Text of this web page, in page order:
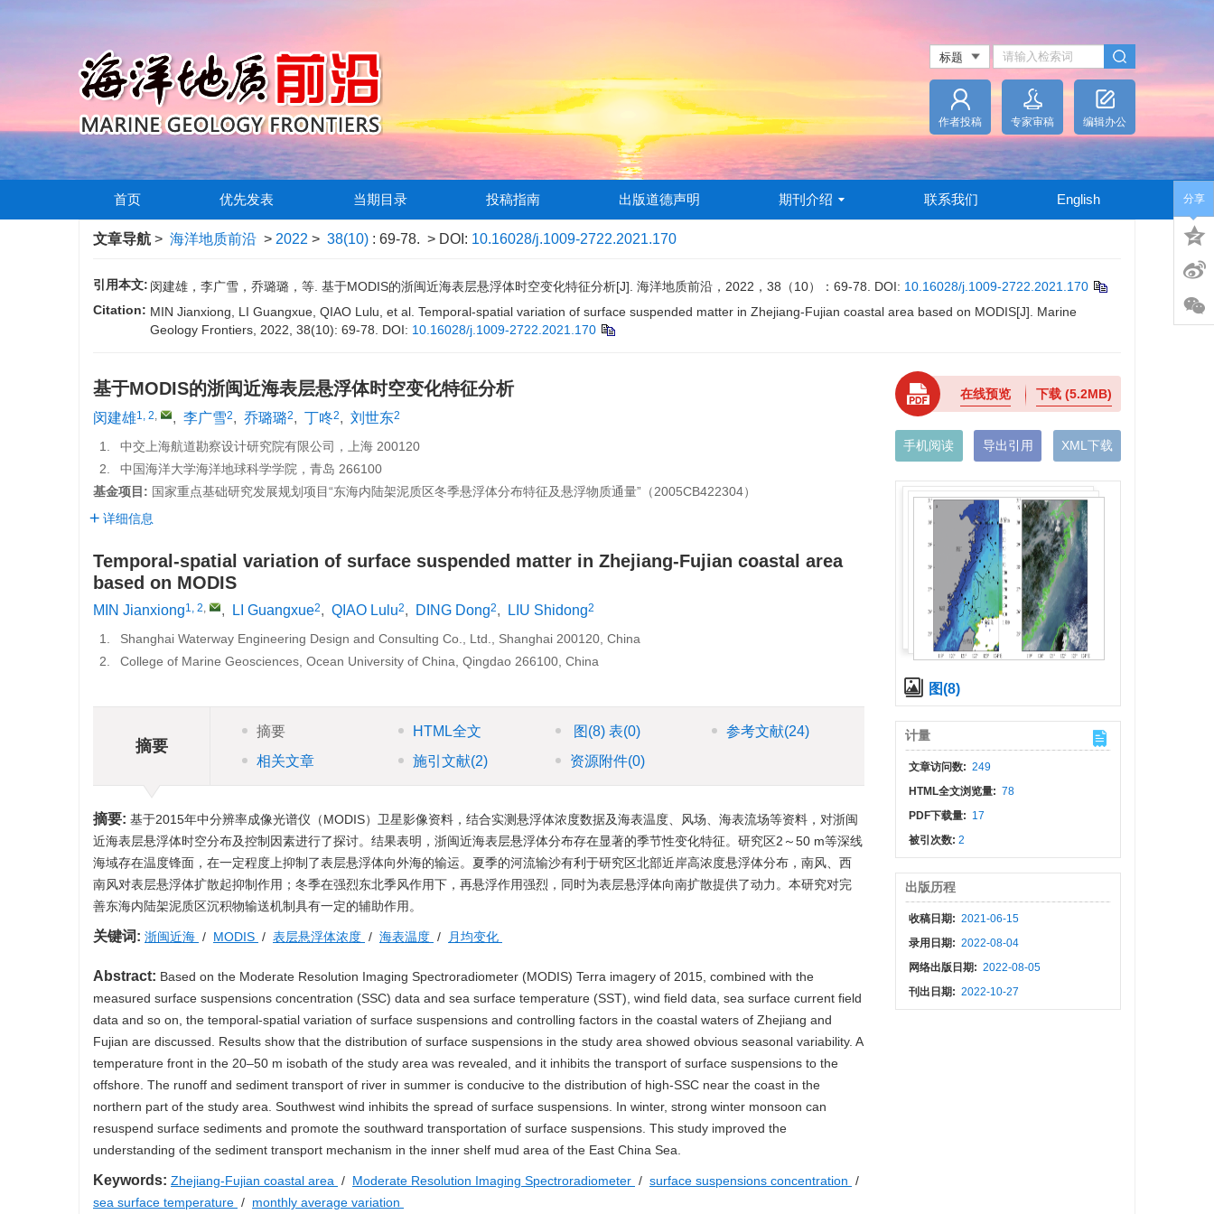
作者投稿 专家审稿 编辑办公
首页 优先发表 当期目录 投稿指南 出版道德声明 期刊介绍 联系我们 English
文章导航 > 海洋地质前沿 > 2022 > 38(10) : 69-78. > DOI: 10.16028/j.1009-2722.2021.170
引用本文: 闵建雄，李广雪，乔璐璐，等. 基于MODIS的浙闽近海表层悬浮体时空变化特征分析[J]. 海洋地质前沿，2022，38（10）：69-78. DOI: 10.16028/j.1009-2722.2021.170
Citation: MIN Jianxiong, LI Guangxue, QIAO Lulu, et al. Temporal-spatial variation of surface suspended matter in Zhejiang-Fujian coastal area based on MODIS[J]. Marine
Geology Frontiers, 2022, 38(10): 69-78.
DOI: 10.16028/j.1009-2722.2021.170
基于MODIS的浙闽近海表层悬浮体时空变化特征分析
闵建雄1, 2, , 李广雪2, 乔璐璐2, 丁咚2, 刘世东2
1.
中交上海航道勘察设计研究院有限公司，上海 200120
2.
中国海洋大学海洋地球科学学院，青岛 266100
基金项目: 国家重点基础研究发展规划项目“东海内陆架泥质区冬季悬浮体分布特征及悬浮物质通量”（2005CB422304）
详细信息
Temporal-spatial variation of surface suspended matter in Zhejiang-Fujian coastal area
based on MODIS
MIN Jianxiong1, 2, , LI Guangxue2, QIAO Lulu2, DING Dong2, LIU Shidong2
1.
Shanghai Waterway Engineering Design and Consulting Co., Ltd., Shanghai 200120, China
2.
College of Marine Geosciences, Ocean University of China, Qingdao 266100, China
摘要
摘要 HTML全文 图 (8)表(0) 参考文献(24)
相关文章
施引文献(2) 资源附件(0)
摘要: 基于2015年中分辨率成像光谱仪（MODIS）卫星影像资料，结合实测悬浮体浓度数据及海表温度、风场、海表流场等资料，对浙闽
近海表层悬浮体时空分布及控制因素进行了探讨。结果表明，浙闽近海表层悬浮体分布存在显著的季节性变化特征。研究区2～50 m等深线
海域存在温度锋面，在一定程度上抑制了表层悬浮体向外海的输运。夏季的河流输沙有利于研究区北部近岸高浓度悬浮体分布，南风、西
南风对表层悬浮体扩散起抑制作用；冬季在强烈东北季风作用下，再悬浮作用强烈，同时为表层悬浮体向南扩散提供了动力。本研究对完
善东海内陆架泥质区沉积物输送机制具有一定的辅助作用。
关键词: 浙闽近海 / MODIS / 表层悬浮体浓度 / 海表温度 / 月均变化
Abstract: Based on the Moderate Resolution Imaging Spectroradiometer (MODIS) Terra imagery of 2015, combined with the
measured surface suspensions concentration (SSC) data and sea surface temperature (SST), wind field data, sea surface current field
data and so on, the temporal-spatial variation of surface suspensions and controlling factors in the coastal waters of Zhejiang and
Fujian are discussed. Results show that the distribution of surface suspensions in the study area showed obvious seasonal variability. A
temperature front in the 20–50 m isobath of the study area was revealed, and it inhibits the transport of surface suspensions to the
offshore. The runoff and sediment transport of river in summer is conducive to the distribution of high-SSC near the coast in the
northern part of the study area. Southwest wind inhibits the spread of surface suspensions. In winter, strong winter monsoon can
resuspend surface sediments and promote the southward transportation of surface suspensions. This study improved the
understanding of the sediment transport mechanism in the inner shelf mud area of the East China Sea.
Keywords: Zhejiang-Fujian coastal area / Moderate Resolution Imaging Spectroradiometer / surface suspensions concentration /
sea surface temperature / monthly average variation
在线预览 下载 (5.2MB)
手机阅读 导出引用 XML下载
图(8)
计量
文章访问数: 249
HTML全文浏览量: 78
PDF下载量: 17
被引次数: 2
出版历程
收稿日期: 2021-06-15
录用日期: 2022-08-04
网络出版日期: 2022-08-05
刊出日期: 2022-10-27
分享